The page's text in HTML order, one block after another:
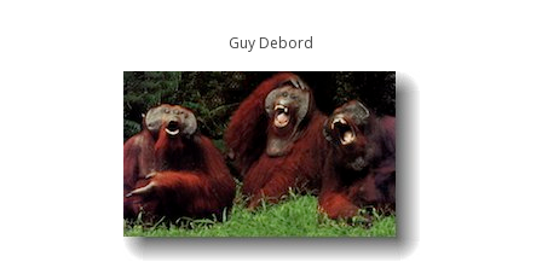
Guy Debord